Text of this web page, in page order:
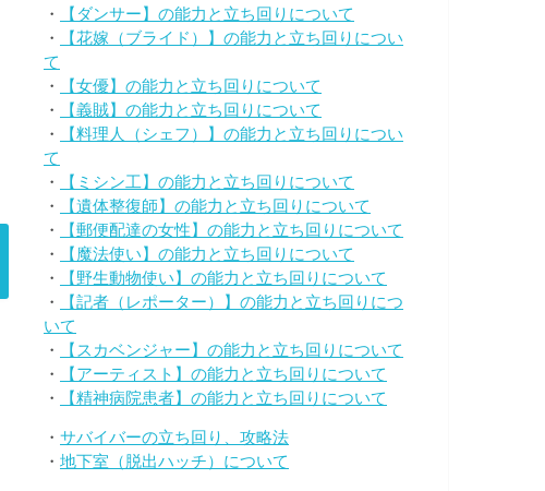
・
【ダンサー】の能力と立ち回りについて
・
【花嫁（ブライド）】の能力と立ち回りについ
て
・
【女優】の能力と立ち回りについて
・
【義賊】の能力と立ち回りについて
・
【料理人（シェフ）】の能力と立ち回りについ
て
・
【ミシン工】の能力と立ち回りについて
・
【遺体整復師】の能力と立ち回りについて
・
【郵便配達の女性】の能力と立ち回りについて
・
【魔法使い】の能力と立ち回りについて
・
【野生動物使い】の能力と立ち回りについて
・
【記者（レポーター）】の能力と立ち回りにつ
いて
・
【スカベンジャー】の能力と立ち回りについて
・
【アーティスト】の能力と立ち回りについて
・
【精神病院患者】の能力と立ち回りについて
・ サバイバーの立ち回り、攻略法
・ 地下室（脱出ハッチ）について